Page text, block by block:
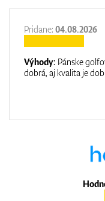
Pridane: 04.08.2026
Výhody: Pánske
dobrá, aj kvalita je